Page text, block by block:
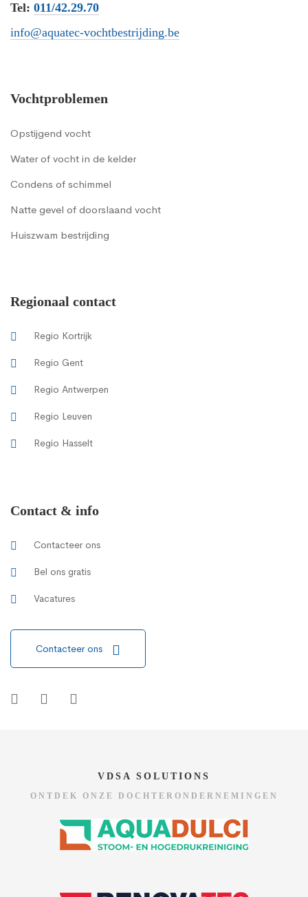
Tel: 011/42.29.70
info@aquatec-vochtbestrijding.be
Vochtproblemen
Opstijgend vocht
Water of vocht in de kelder
Condens of schimmel
Natte gevel of doorslaand vocht
Huiszwam bestrijding
Regionaal contact
Regio Kortrijk
Regio Gent
Regio Antwerpen
Regio Leuven
Regio Hasselt
Contact & info
Contacteer ons
Bel ons gratis
Vacatures
Contacteer ons
VDSA SOLUTIONS
ONTDEK ONZE DOCHTERONDERNEMINGEN